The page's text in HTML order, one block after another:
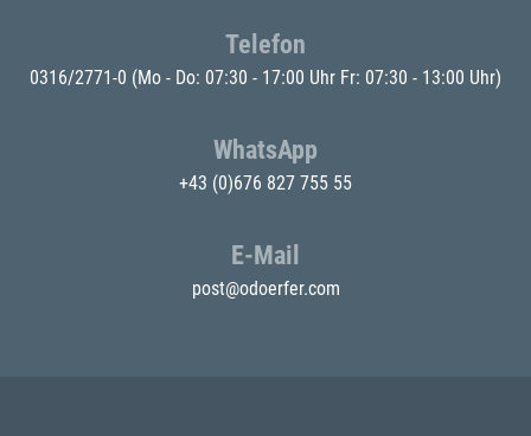
Telefon
0316/2771-0 (Mo - Do: 07:30 - 17:00 Uhr Fr: 07:30 - 13:00 Uhr)
WhatsApp
+43 (0)676 827 755 55
E-Mail
post@odoerfer.com